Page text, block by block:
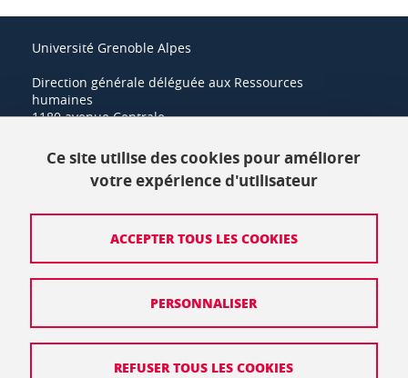
Université Grenoble Alpes
Direction générale déléguée aux Ressources
humaines
1180 avenue Centrale
+33 (0)4 57 42 21 42
Mentions légales
Politique de protection des données
Données personnelles
Ce site utilise des cookies pour améliorer
votre expérience d'utilisateur
ACCEPTER TOUS LES COOKIES
REFUSER TOUS LES COOKIES
PERSONNALISER